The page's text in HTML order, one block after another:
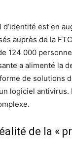
d’identité est en
auprès de la
124 000
a alimenté la
de solutions
logiciel
de la «